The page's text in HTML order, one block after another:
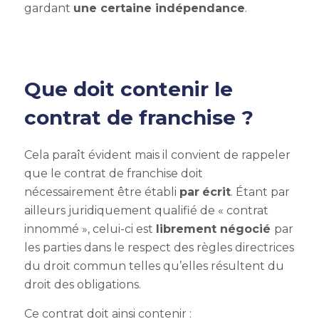
gardant une certaine indépendance.
Que doit contenir le
contrat de franchise ?
Cela paraît évident mais il convient de rappeler
que le contrat de franchise doit
nécessairement être établi par écrit. Étant par
ailleurs juridiquement qualifié de « contrat
innommé », celui-ci est librement négocié par
les parties dans le respect des règles directrices
du droit commun telles qu’elles résultent du
droit des obligations.
Ce contrat doit ainsi contenir :